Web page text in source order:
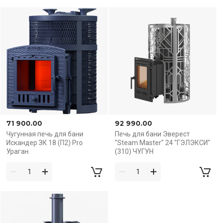
71 900.00
Чугунная печь для бани
Искандер ЗК 18 (П2) Pro
Ураган
92 990.00
Печь для бани Эверест
"Steam Master" 24 "ГЭЛЭКСИ"
(310) ЧУГУН